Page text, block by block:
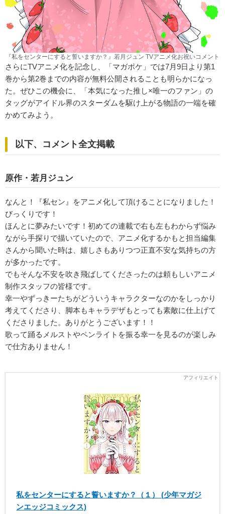
『私をセンターにすると誓いますか？』若月ジュン TVアニメ化お祝いコメント
さらにTVアニメ化を記念し、「マガポケ」では7月9日より第1
巻から第2巻までの内容が無料公開されることも明らかになっ
た。ぜひこの機会に、「本気になった推し×唯一のファン」の
タッグがアイドル界のスターダムを駆け上がる物語の一端を確
かめてみよう。
以下、コメント全文掲載
原作・若月ジュン
なんと！『私セン』をアニメ化して頂けることになりました！
びっくりです！
ほんとに夢みたいです！初めての連載で右も左もわからず悩み
ながら手探りで描いていたので、アニメ化するかもと担当編集
さんから聞いた時は、嬉しさもありつつ正直不安な気持ちの方
が多かったです。
でもそんな不安を吹き飛ばしてくださったのは頼もしいアニメ
制作スタッフの皆様です。
幸一やずっきーたちがどういうキャラクターなのかをしっかり
考えてくださり、脚本もキャラデザもとっても素敵に仕上げて
くださりました。ありがとうございます！！
歌って踊るメルストやペンライトを振る幸一を見るのが楽しみ
で仕方ありません！
私をセンターにすると誓いますか？（１） (少年マガジ
ンエッジコミックス)